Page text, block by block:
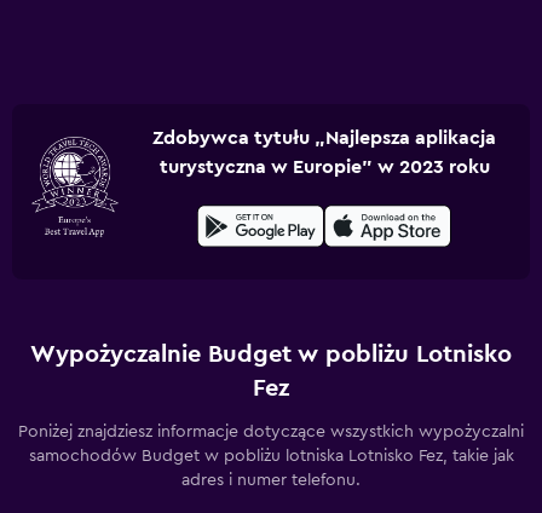
Zdobywca tytułu „Najlepsza aplikacja
turystyczna w Europie” w 2023 roku
Wypożyczalnie Budget w pobliżu Lotnisko
Fez
Poniżej znajdziesz informacje dotyczące wszystkich wypożyczalni
samochodów Budget w pobliżu lotniska Lotnisko Fez, takie jak
adres i numer telefonu.